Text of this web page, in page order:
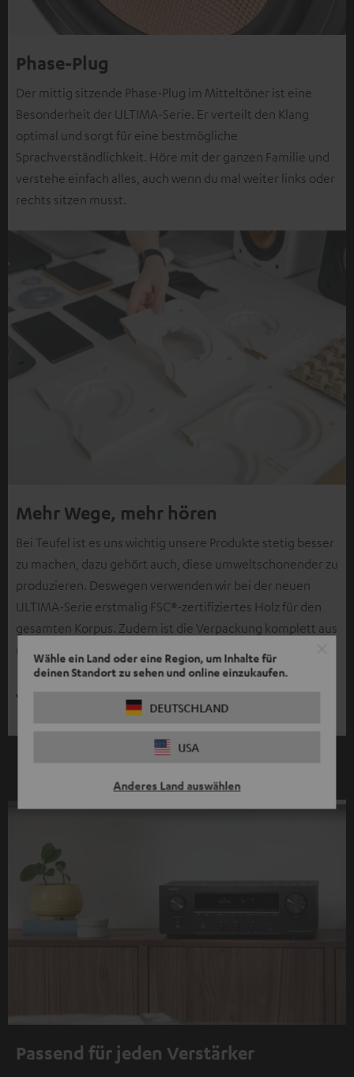
Wähle ein Land oder eine Region, um Inhalte für
deinen Standort zu sehen und online einzukaufen.
DEUTSCHLAND
USA
Anderes Land auswählen
Phase-Plug
Der mittig sitzende Phase-Plug im Mitteltöner ist eine
Besonderheit der ULTIMA-Serie. Er verteilt den Klang
optimal und sorgt für eine bestmögliche
Sprachverständlichkeit. Höre mit der ganzen Familie und
verstehe einfach alles, auch wenn du mal weiter links oder
rechts sitzen musst.
Mehr Wege, mehr hören
Bei Teufel ist es uns wichtig unsere Produkte stetig besser
zu machen, dazu gehört auch, diese umweltschonender zu
produzieren. Deswegen verwenden wir bei der neuen
ULTIMA-Serie erstmalig FSC®-zertifiziertes Holz für den
gesamten Korpus. Zudem ist die Verpackung komplett aus
recyceltem Karton und verzichtet auf Kunststoffe.
Passend für jeden Verstärker